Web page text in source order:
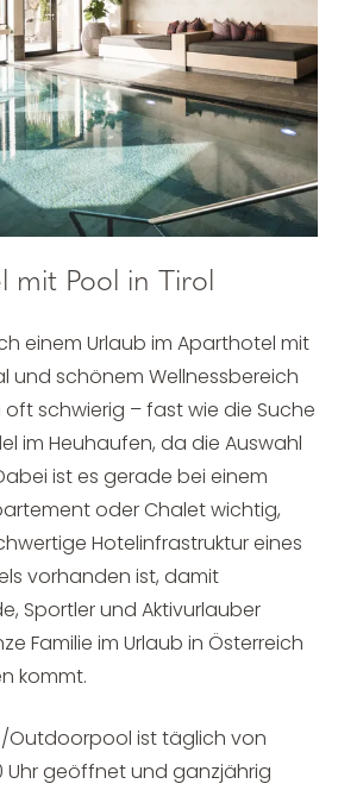
mit Pool in Tirol
einem Urlaub im Aparthotel mit
und schönem Wellnessbereich
schwierig – fast wie die Suche
im Heuhaufen, da die Auswahl
ist es gerade bei einem
oder Chalet wichtig,
Hotelinfrastruktur eines
vorhanden ist, damit
Sportler und Aktivurlauber
Familie im Urlaub in Österreich
kommt.
Outdoorpool ist täglich von
Uhr geöffnet und ganzjährig